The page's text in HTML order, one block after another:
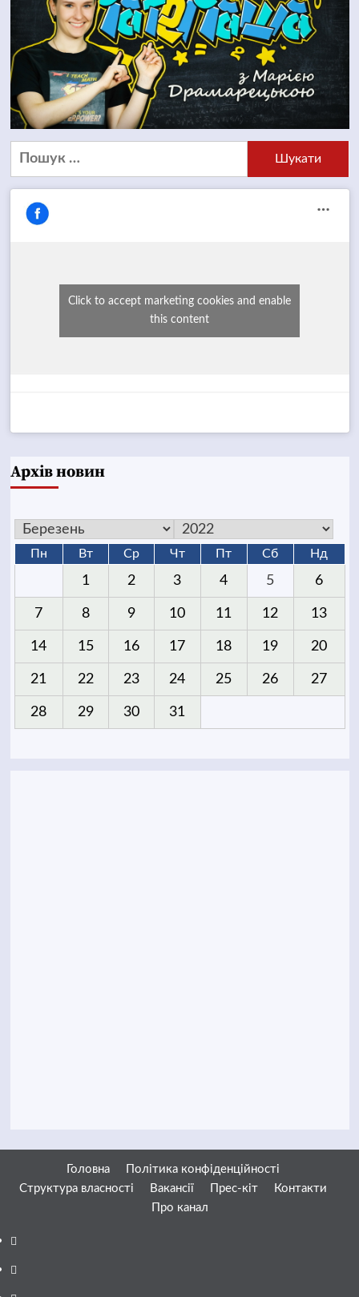
Пошук:
Click to accept marketing cookies and enable
this content
Архів новин
Пн Вт Ср Чт Пт Сб Нд
1 2 3 4 5 6
7 8 9 10 11 12 13
14 15 16 17 18 19 20
21 22 23 24 25 26 27
28 29 30 31
Головна
Політика конфіденційності
Структура власності
Вакансії Прес-кіт
Контакти
Про канал
Facebook
YouTube